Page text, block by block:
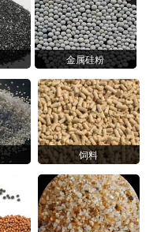
金属硅粉
饲料